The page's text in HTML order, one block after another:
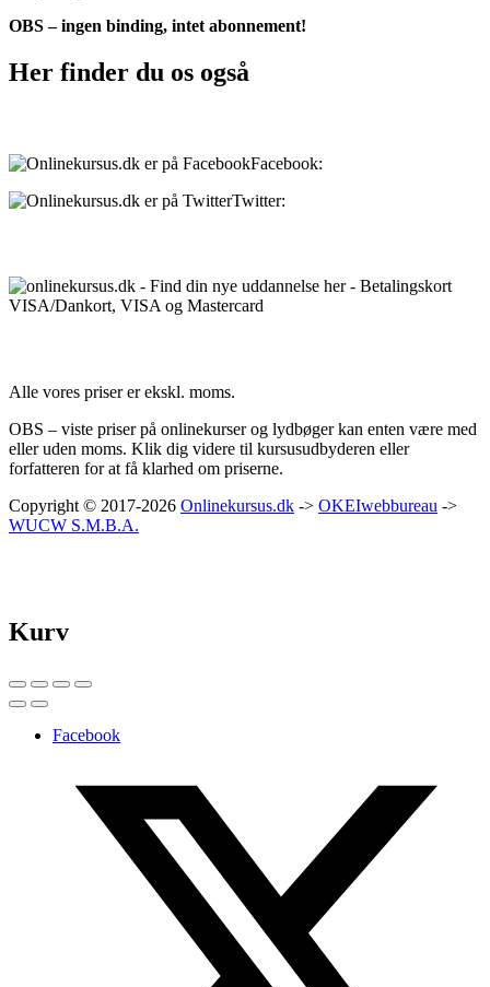
OBS – ingen binding, intet abonnement!
Her finder du os også
Facebook:
Twitter:
Alle vores priser er ekskl. moms.
OBS – viste priser på onlinekurser og lydbøger kan enten være med
eller uden moms. Klik dig videre til kursusudbyderen eller
forfatteren for at få klarhed om priserne.
Copyright © 2017-2026 Onlinekursus.dk -> OKEIwebbureau ->
WUCW S.M.B.A.
Kurv
Facebook